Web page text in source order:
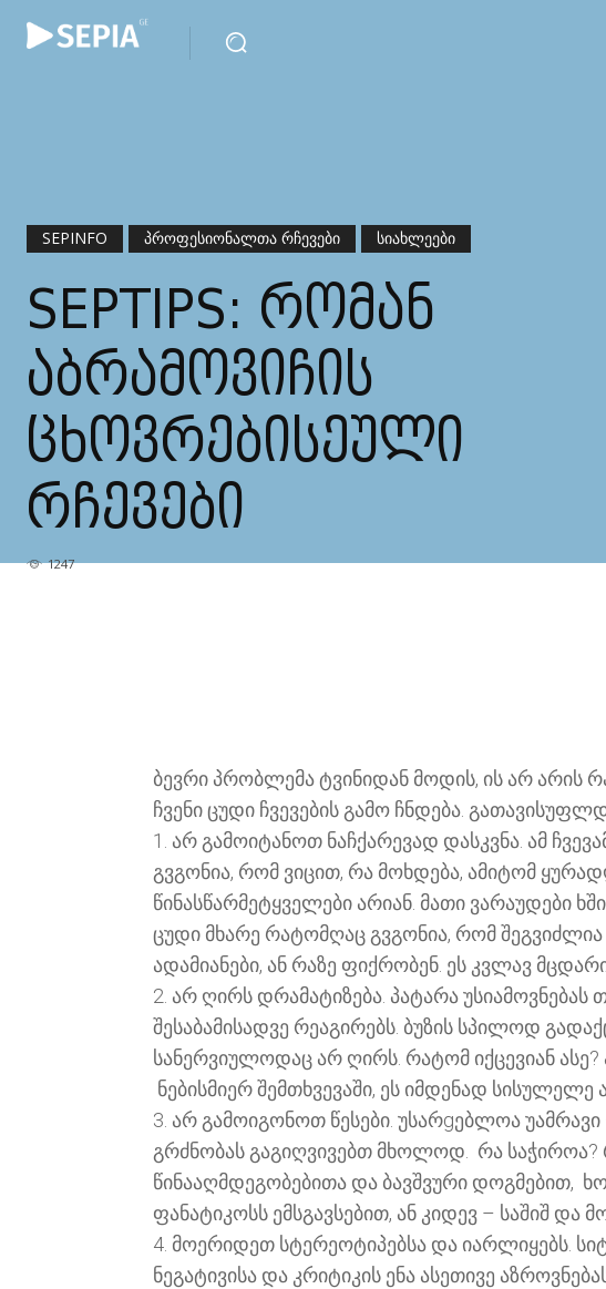
SEPINFO ᲞᲠᲝᲤᲔᲡᲘᲝᲜᲐᲚᲗᲐ ᲠᲩᲔᲕᲔᲑᲘ ᲡᲘᲐᲮᲚᲔᲔᲑᲘ
SEPTIPS: ᲠᲝᲛᲐᲜ
ᲐᲑᲠᲐᲛᲝᲕᲘᲩᲘᲡ
ᲪᲮᲝᲕᲠᲔᲑᲘᲡᲔᲣᲚᲘ
ᲠᲩᲔᲕᲔᲑᲘ
1247
ბევრი პრობლემა ტვინიდან მოდის, ის არ არის
ჩვენი ცუდი ჩვევების გამო ჩნდება.
1. არ გამოიტანოთ ნაჩქარევად დასკვნა. ამ
გვგონია, რომ ვიცით, რა მოხდება, ამიტომ
წინასწარმეტყველები არიან. მათი ვარაუდები
ცუდი მხარე რატომღაც გვგონია, რომ შეგვიძლია
ადამიანები, ან რაზე ფიქრობენ. ეს კვლავ
2. არ ღირს დრამატიზება. პატარა
შესაბამისადვე რეაგირებს. ბუზის სპილოდ
სანერვიულოდაც არ ღირს. რატომ იქცევიან
ნებისმიერ შემთხვევაში, ეს იმდენად
3. არ გამოიგონოთ წესები. უსარgებლოა
გრძნობას გაგიღვივებთ მხოლოდ. რა საჭიროა?
წინააღმდეგობებითა და ბავშვური დოგმებით,
ფანატიკოსს ემსგავსებით, ან კიდევ – საშიშ და
4. მოერიდეთ სტერეოტიპებსა და იარლიყებს.
ნეგატივისა და კრიტიკის ენა ასეთივე